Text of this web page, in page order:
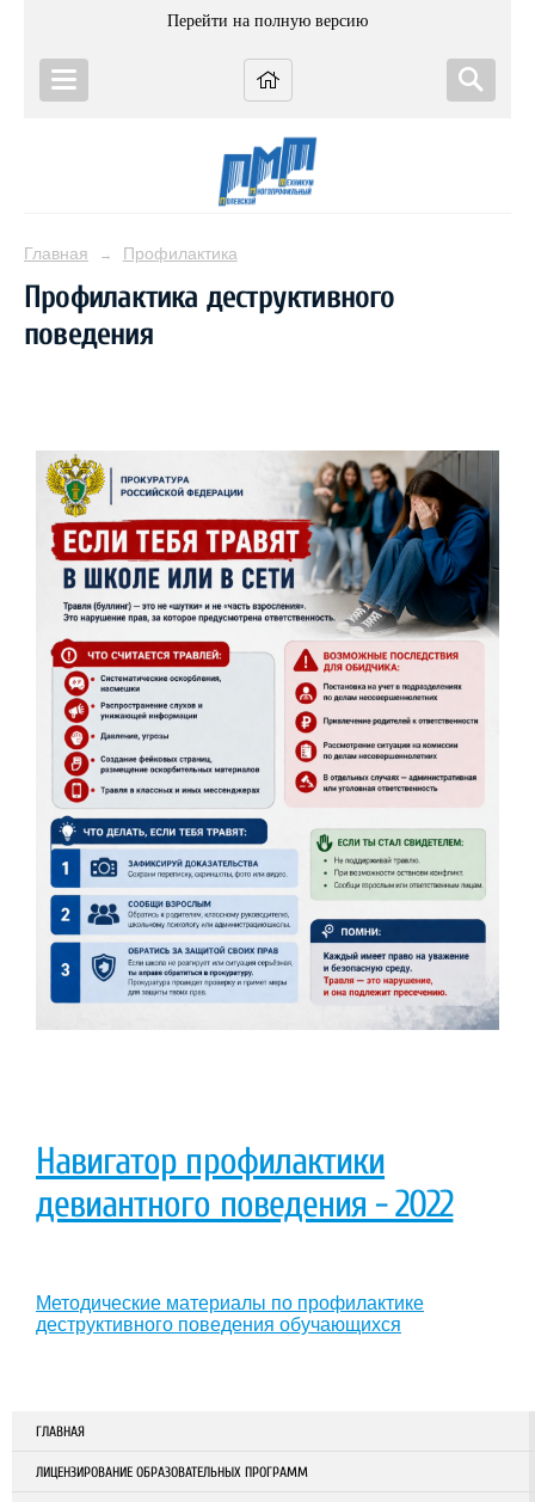
Перейти на полную версию
Главная → Профилактика
Профилактика деструктивного
поведения
Навигатор профилактики
девиантного поведения - 2022
Методические материалы по профилактике
деструктивного поведения обучающихся
ГЛАВНАЯ
ЛИЦЕНЗИРОВАНИЕ ОБРАЗОВАТЕЛЬНЫХ ПРОГРАММ